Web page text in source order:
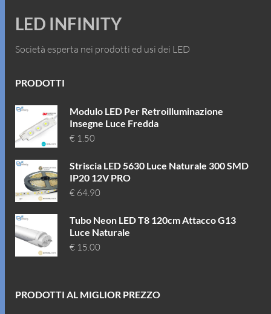
LED INFINITY
Società esperta nei prodotti ed usi dei LED
PRODOTTI
Modulo LED Per Retroilluminazione
Insegne Luce Fredda
€ 1.50
Striscia LED 5630 Luce Naturale 300 SMD
IP20 12V PRO
€ 64.90
Tubo Neon LED T8 120cm Attacco G13
Luce Naturale
€ 15.00
PRODOTTI AL MIGLIOR PREZZO